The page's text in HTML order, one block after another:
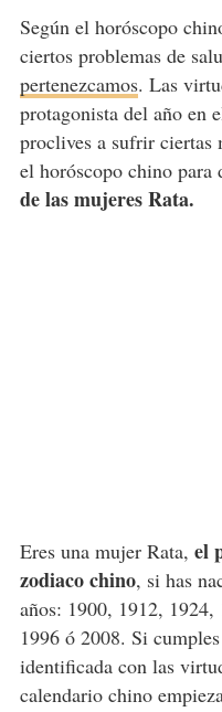
Según el horóscopo
ciertos problemas de
pertenezcamos. Las
protagonista del año en
proclives a sufrir ciertas
el horóscopo chino para
de las mujeres Rata.
Eres una mujer Rata, el
zodiaco chino, si has
años: 1900, 1912,
1996 ó 2008. Si
identificada con las
calendario chino